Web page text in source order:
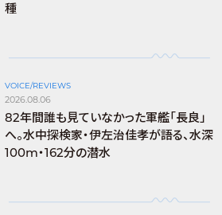
種
VOICE/REVIEWS
2026.08.06
82年間誰も見ていなかった軍艦「長良」
へ。水中探検家・伊左治佳孝が語る、水深
100m・162分の潜水